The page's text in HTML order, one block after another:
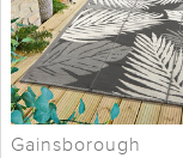
Gainsborough